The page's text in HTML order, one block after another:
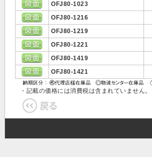
OFJ80-1023
OFJ80-1216
OFJ80-1219
OFJ80-1221
OFJ80-1419
OFJ80-1421
・記載の価格には消費税は含まれていません。